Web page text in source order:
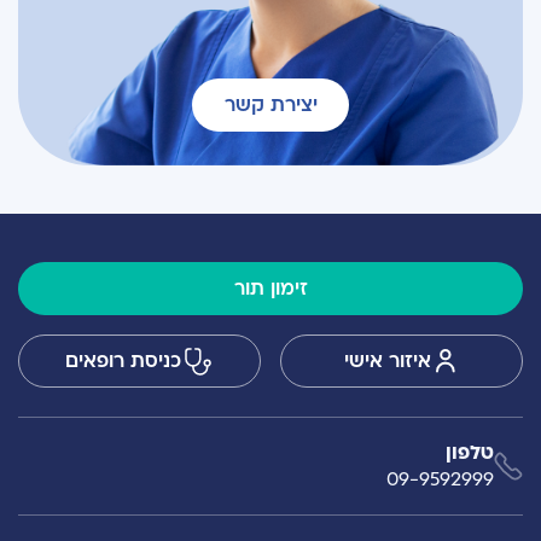
יצירת קשר
זימון תור
איזור אישי כניסת רופאים
טלפון
09-9592999